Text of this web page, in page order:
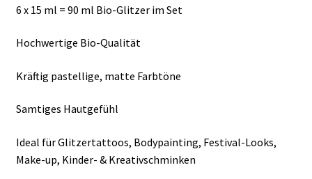
6 x 15 ml = 90 ml Bio-Glitzer im Set
Hochwertige Bio-Qualität
Kräftig pastellige, matte Farbtöne
Samtiges Hautgefühl
Ideal für Glitzertattoos, Bodypainting, Festival-Looks,
Make-up, Kinder- & Kreativschminken